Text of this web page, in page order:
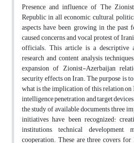
Presence and influence of The
Republic in all economic, cultural,
aspects have been growing in the past
caused concerns and vocal protest of
officials. This article is a descriptive
research and content analysis
expansion of Zionist-Azerbaijan
security effects on Iran. The purpose is
what is the implication of this relation
intelligence penetration and target
the study of available documents three
initiatives have been recognized:
institutions, technical development,
cooperation. These are three covers for